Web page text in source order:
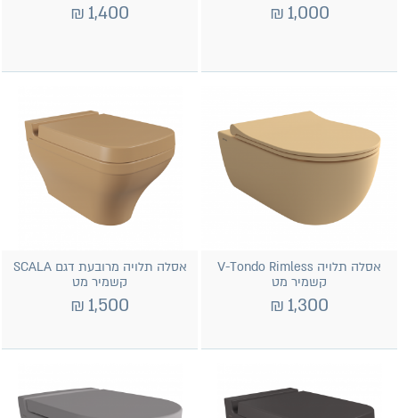
1,000
₪
1,400
₪
אסלה תלויה V-Tondo Rimless
קשמיר מט
1,300
₪
אסלה תלויה מרובעת דגם SCALA
קשמיר מט
1,500
₪